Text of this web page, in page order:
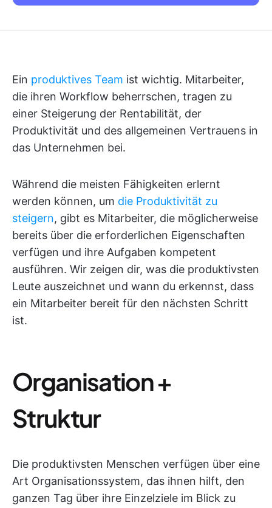
Ein produktives Team ist wichtig. Mitarbeiter,
die ihren Workflow beherrschen, tragen zu
einer Steigerung der Rentabilität, der
Produktivität und des allgemeinen Vertrauens in
das Unternehmen bei.
Während die meisten Fähigkeiten erlernt
werden können, um die Produktivität zu
steigern, gibt es Mitarbeiter, die möglicherweise
bereits über die erforderlichen Eigenschaften
verfügen und ihre Aufgaben kompetent
ausführen. Wir zeigen dir, was die produktivsten
Leute auszeichnet und wann du erkennst, dass
ein Mitarbeiter bereit für den nächsten Schritt
ist.
Organisation +
Struktur
Die produktivsten Menschen verfügen über eine
Art Organisationssystem, das ihnen hilft, den
ganzen Tag über ihre Einzelziele im Blick zu